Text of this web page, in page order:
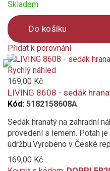
Skladem
Do košíku
Přidat k porovnání
Product
is
added
to
compare
Rychlý náhled
169,00 Kč
LIVING 8608 - sedák
Kód: 5182158608A
Sedák hranatý na zahradní
provedení s lemem. Potah
údržbu.Vyrobeno v České
169,00 Kč